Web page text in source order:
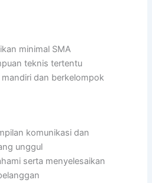
minimal SMA
teknis tertentu
dan berkelompok
komunikasi dan
unggul
serta menyelesaikan